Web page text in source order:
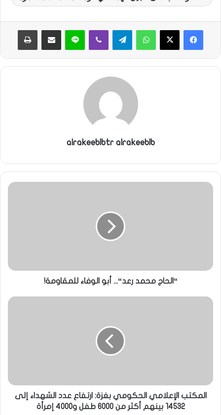
واتساب لاين
alrakeeblbtr alrakeeblb
“الحاج محمد رعد“... أبو الوفاء للمقاومة!
المكتب الإعلامي الحكومي بغزة: ارتفاع عدد الشهداء إلى
14532 بينهم أكثر من 6000 طفل و4000 إمرأة